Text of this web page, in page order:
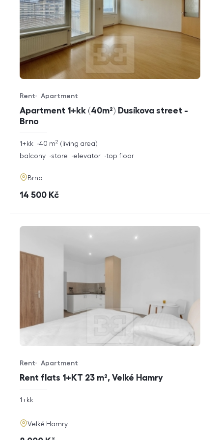
Apartment 1+kk (40m²) Dusíkova street -
Brno
Offer type
Rent
Property type
Apartment
rozměry
1+kk living area
40 m2
funkce
balcony store elevator top floor
adresa
Brno
cena
14 500 Kč
Rent flats 1+KT 23 m², Velké Hamry
Offer type
Rent
Property type
Apartment
rozměry
1+kk
adresa
Velké Hamry